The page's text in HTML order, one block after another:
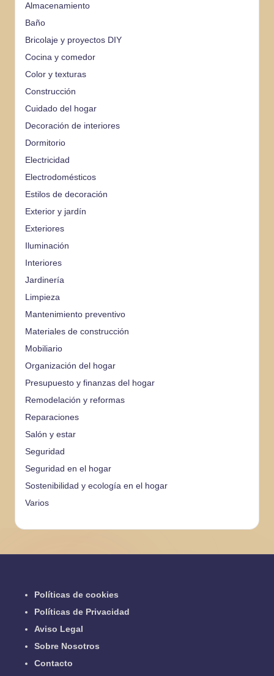
Almacenamiento
Baño
Bricolaje y proyectos DIY
Cocina y comedor
Color y texturas
Construcción
Cuidado del hogar
Decoración de interiores
Dormitorio
Electricidad
Electrodomésticos
Estilos de decoración
Exterior y jardín
Exteriores
Iluminación
Interiores
Jardinería
Limpieza
Mantenimiento preventivo
Materiales de construcción
Mobiliario
Organización del hogar
Presupuesto y finanzas del hogar
Remodelación y reformas
Reparaciones
Salón y estar
Seguridad
Seguridad en el hogar
Sostenibilidad y ecología en el hogar
Varios
Políticas de cookies
Políticas de Privacidad
Aviso Legal
Sobre Nosotros
Contacto